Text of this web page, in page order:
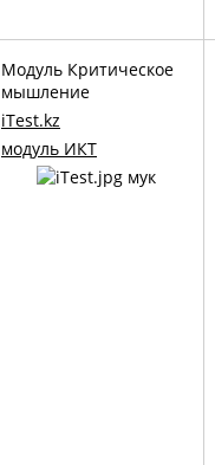
Модуль Критическое
мышление
iTest.kz
модуль ИКТ